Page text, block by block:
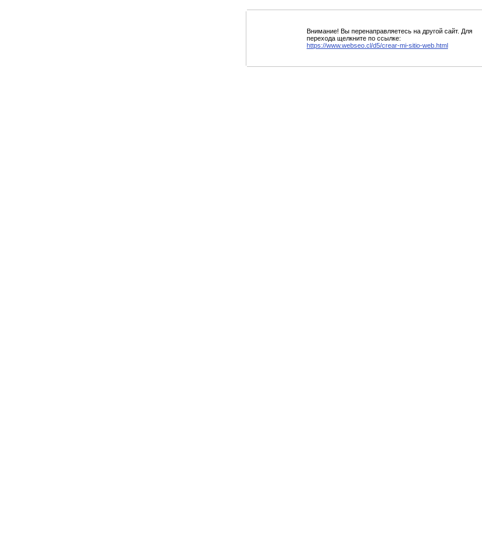
Внимание! Вы перенаправляетесь на другой сайт. Для
перехода щелкните по ссылке:
https://www.webseo.cl/d5/crear-mi-sitio-web.html